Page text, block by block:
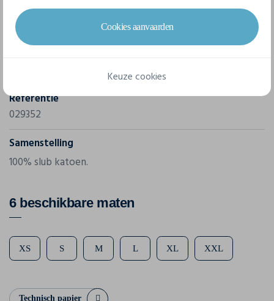
Eigenschappen
Merk
Referentie
029352
Samenstelling
100% slub katoen.
6 beschikbare maten
XS S M L XL XXL
Technisch papier
Cookies aanvaarden
Keuze cookies